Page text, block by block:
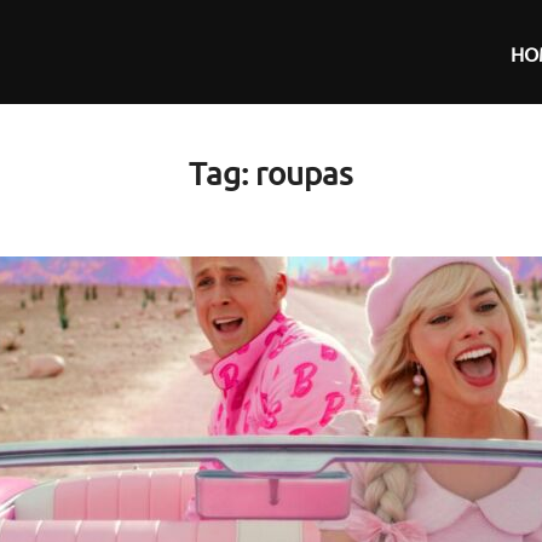
Tag: roupas